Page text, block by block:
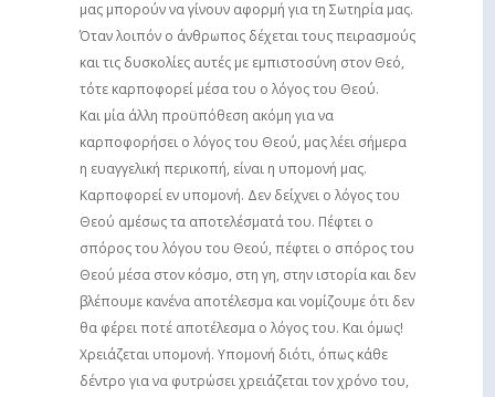
μας μπορούν να γίνουν αφορμή για τη Σωτηρία μας.
Όταν λοιπόν ο άνθρωπος δέχεται τους πειρασμούς
και τις δυσκολίες αυτές με εμπιστοσύνη στον Θεό,
τότε καρποφορεί μέσα του ο λόγος του Θεού.
Και μία άλλη προϋπόθεση ακόμη για να
καρποφορήσει ο λόγος του Θεού, μας λέει σήμερα
η ευαγγελική περικοπή, είναι η υπομονή μας.
Καρποφορεί εν υπομονή. Δεν δείχνει ο λόγος του
Θεού αμέσως τα αποτελέσματά του. Πέφτει ο
σπόρος του λόγου του Θεού, πέφτει ο σπόρος του
Θεού μέσα στον κόσμο, στη γη, στην ιστορία και δεν
βλέπουμε κανένα αποτέλεσμα και νομίζουμε ότι δεν
θα φέρει ποτέ αποτέλεσμα ο λόγος του. Και όμως!
Χρειάζεται υπομονή. Υπομονή διότι, όπως κάθε
δέντρο για να φυτρώσει χρειάζεται τον χρόνο του,